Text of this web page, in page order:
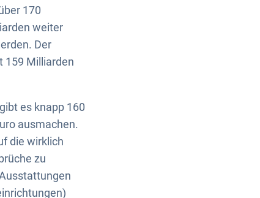
170
weiter
Der
159 Milliarden
es knapp 160
ausmachen.
die wirklich
zu